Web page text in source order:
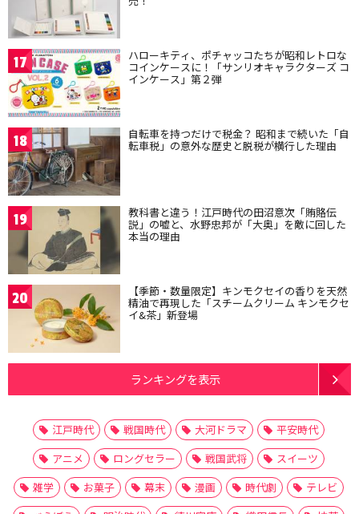
17 ハローキティ、ポチャッコたちが昭和レトロな
コインケースに！「サンリオキャラクターズ コ
インケース」第２弾
18 自転車を持つだけで税金？ 昭和まで続いた「自
転車税」の意外な歴史と脱税が横行した理由
19 教科書と違う！江戸時代の田沼意次「賄賂伝
説」の嘘と、水野忠邦が「大奥」を敵に回した
本当の理由
20 【季節・数量限定】キンモクセイの香りを天然
精油で再現した「スチームクリーム キンモクセ
イ&茶」新登場
ランキングを表示
江戸時代 戦国時代 大河ドラマ
平安時代
アニメ
ロングセラー 戦国武将
スイーツ
雑学
お菓子 幕末 漫画 時代劇
テレビ